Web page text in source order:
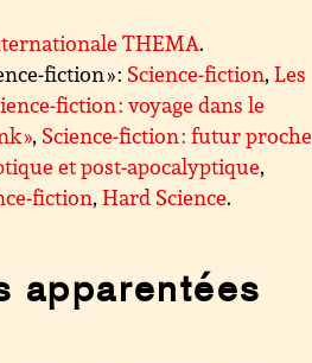
THEMA.
fiction » : Science-fiction,Les
fiction : voyage dans le
», Science-fiction : futur proche
et post-apocalyptique,
fiction,Hard Science.
apparentées